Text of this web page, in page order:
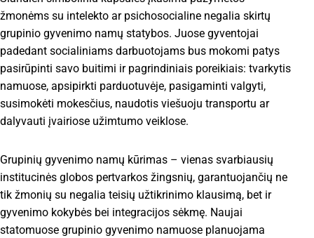
žmonėms su intelekto ar psichosocialine negalia skirtų
grupinio gyvenimo namų statybos. Juose gyventojai
padedant socialiniams darbuotojams bus mokomi patys
pasirūpinti savo buitimi ir pagrindiniais poreikiais: tvarkytis
namuose, apsipirkti parduotuvėje, pasigaminti valgyti,
susimokėti mokesčius, naudotis viešuoju transportu ar
dalyvauti įvairiose užimtumo veiklose.
Grupinių gyvenimo namų kūrimas – vienas svarbiausių
institucinės globos pertvarkos žingsnių, garantuojančių ne
tik žmonių su negalia teisių užtikrinimo klausimą, bet ir
gyvenimo kokybės bei integracijos sėkmę. Naujai
statomuose grupinio gyvenimo namuose planuojama